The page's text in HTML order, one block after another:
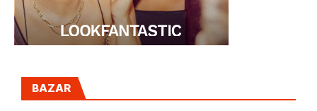
BAZAR